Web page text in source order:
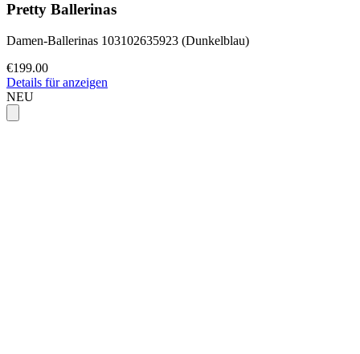
Pretty Ballerinas
Damen-Ballerinas 103102635923 (Dunkelblau)
€199.00
Details für anzeigen
NEU